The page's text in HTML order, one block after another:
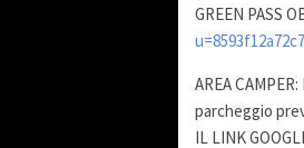
GREEN PASS
AREA
parcheggio
IL LINK